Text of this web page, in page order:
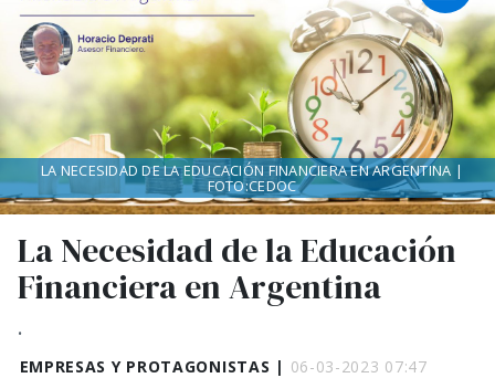
EMPRESAS Y PROTAGONISTAS | 06-03-2023 07:47
La Necesidad de la Educación
Financiera en Argentina
.
LA NECESIDAD DE LA EDUCACIÓN FINANCIERA EN ARGENTINA |
FOTO:CEDOC